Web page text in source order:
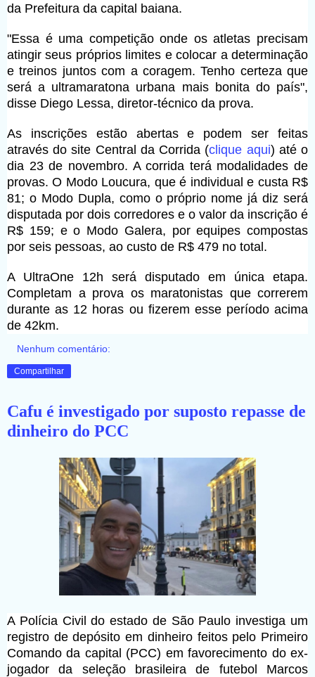
da Prefeitura da capital baiana.
"Essa é uma competição onde os atletas precisam
atingir seus próprios limites e colocar a determinação
e treinos juntos com a coragem. Tenho certeza que
será a ultramaratona urbana mais bonita do país",
disse Diego Lessa, diretor-técnico da prova.
As inscrições estão abertas e podem ser feitas
através do site Central da Corrida (clique aqui) até o
dia 23 de novembro. A corrida terá modalidades de
provas. O Modo Loucura, que é individual e custa R$
81; o Modo Dupla, como o próprio nome já diz será
disputada por dois corredores e o valor da inscrição é
R$ 159; e o Modo Galera, por equipes compostas
por seis pessoas, ao custo de R$ 479 no total.
A UltraOne 12h será disputado em única etapa.
Completam a prova os maratonistas que correrem
durante as 12 horas ou fizerem esse período acima
de 42km.
Nenhum comentário:
Compartilhar
Cafu é investigado por suposto repasse de
dinheiro do PCC
A Polícia Civil do estado de São Paulo investiga um
registro de depósito em dinheiro feitos pelo Primeiro
Comando da capital (PCC) em favorecimento do ex-
jogador da seleção brasileira de futebol Marcos